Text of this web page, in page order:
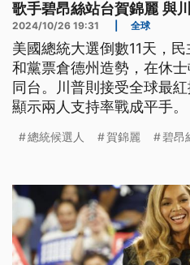
歌手碧昂絲站台賀錦麗 與
2024/10/26 19:31 全球
美國總統大選倒數11天，
和黨票倉德州造勢，在休
同台。川普則接受全球最
顯示兩人支持率戰成平手。
總統候選人 賀錦麗 碧昂